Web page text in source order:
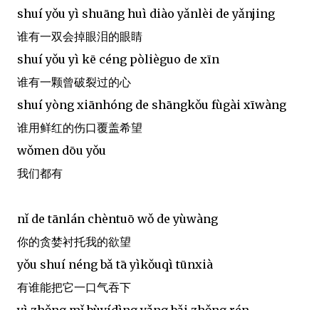
shuí yǒu yì shuāng huì diào yǎnlèi de yǎnjing
谁有一双会掉眼泪的眼睛
shuí yǒu yì kē céng pòlièguo de xīn
谁有一颗曾破裂过的心
shuí yòng xiānhóng de shāngkǒu fùgài xīwàng
谁用鲜红的伤口覆盖希望
wǒmen dōu yǒu
我们都有
nǐ de tānlán chèntuō wǒ de yùwàng
你的贪婪衬托我的欲望
yǒu shuí néng bǎ tā yìkǒuqì tūnxià
有谁能把它一口气吞下